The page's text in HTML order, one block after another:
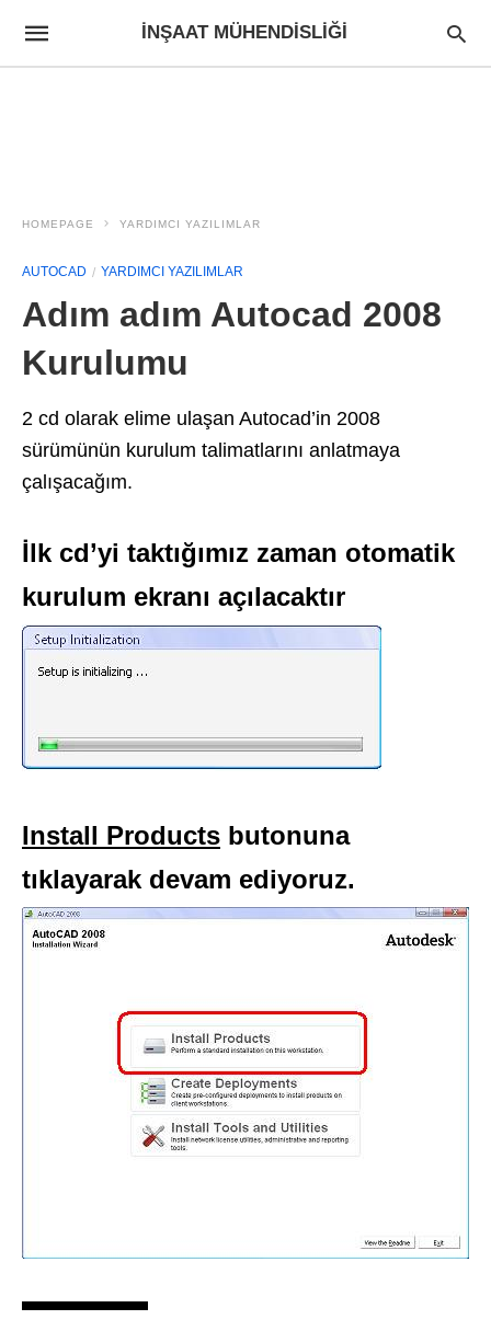
İNŞAAT MÜHENDISLIĞI
HOMEPAGE YARDIMCI YAZILIMLAR
AUTOCAD YARDIMCI YAZILIMLAR
Adım adım Autocad 2008
Kurulumu
2 cd olarak elime ulaşan Autocad’in 2008
sürümünün kurulum talimatlarını anlatmaya
çalışacağım.
İlk cd’yi taktığımız zaman otomatik
kurulum ekranı açılacaktır
Install Products butonuna
tıklayarak devam ediyoruz.